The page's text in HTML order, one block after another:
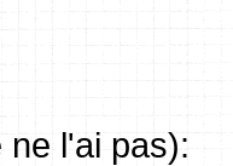
ne l'ai pas):